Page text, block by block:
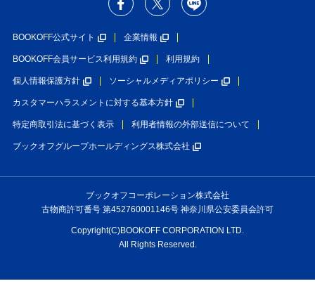
BOOKOFF公式サイト 企業情報
BOOKOFF会員サービス利用規約 利用規約
個人情報保護方針 ソーシャルメディアポリシー
カスタマーハラスメントに対する基本方針
特定商取引法に基づく表示 利用者情報の外部送信について
ブックオフグループホールディングス株式会社
ブックオフコーポレーション株式会社
古物商許可番号 第452760001146号 神奈川県公安委員会許可
Copyright(C)BOOKOFF CORPORATION LTD.
All Rights Reserved.